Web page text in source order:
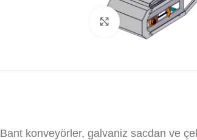
Click to enlarge
Bant konveyörler, galvaniz sacdan ve